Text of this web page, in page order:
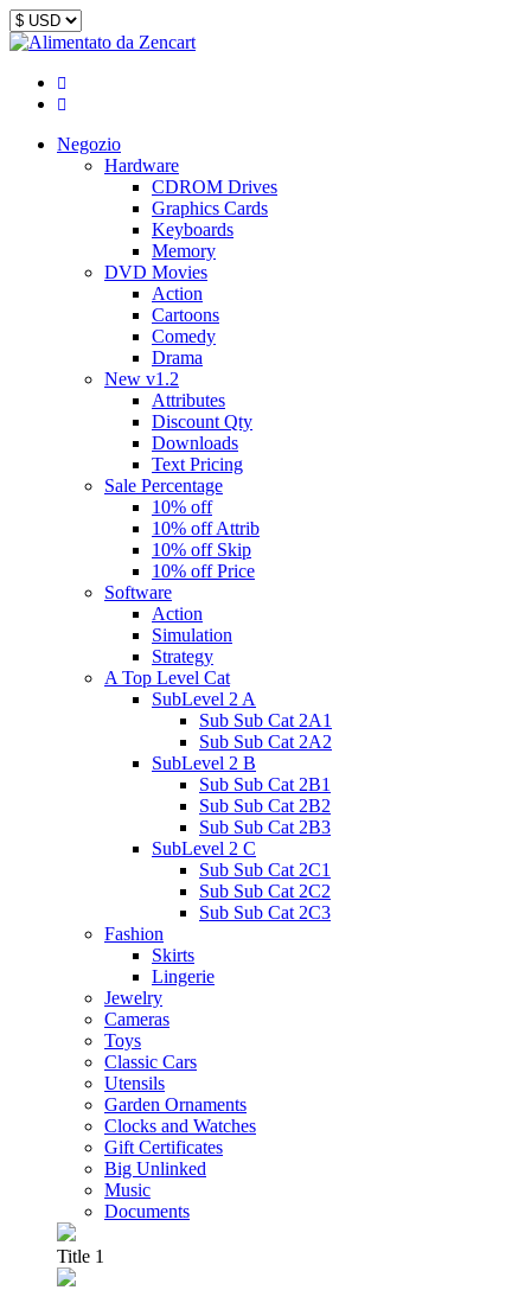
Negozio
Hardware
CDROM Drives
Graphics Cards
Keyboards
Memory
DVD Movies
Action
Cartoons
Comedy
Drama
New v1.2
Attributes
Discount Qty
Downloads
Text Pricing
Sale Percentage
10% off
10% off Attrib
10% off Skip
10% off Price
Software
Action
Simulation
Strategy
A Top Level Cat
SubLevel 2 A
Sub Sub Cat 2A1
Sub Sub Cat 2A2
SubLevel 2 B
Sub Sub Cat 2B1
Sub Sub Cat 2B2
Sub Sub Cat 2B3
SubLevel 2 C
Sub Sub Cat 2C1
Sub Sub Cat 2C2
Sub Sub Cat 2C3
Fashion
Skirts
Lingerie
Jewelry
Cameras
Toys
Classic Cars
Utensils
Garden Ornaments
Clocks and Watches
Gift Certificates
Big Unlinked
Music
Documents
Title 1